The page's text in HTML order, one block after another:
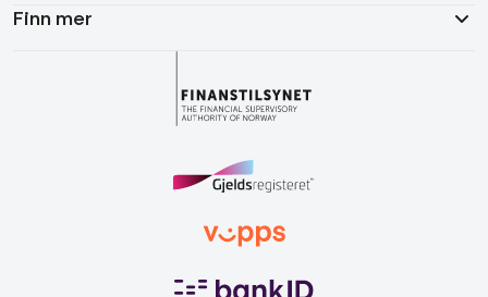
Finn mer